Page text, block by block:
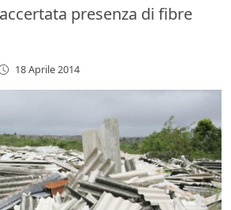
presenza di fibre
18 Aprile 2014